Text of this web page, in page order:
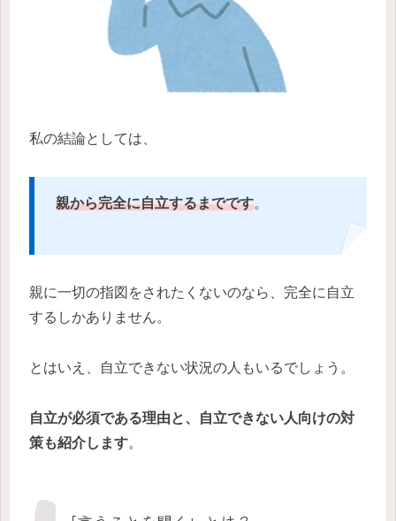
私の結論としては、
親から完全に自立するまでです。
親に一切の指図をされたくないのなら、完全に自立
するしかありません。
とはいえ、自立できない状況の人もいるでしょう。
自立が必須である理由と、自立できない人向けの対
策も紹介します。